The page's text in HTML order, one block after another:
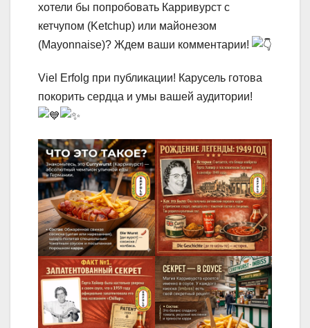
хотели бы попробовать Карривурст с
кетчупом (Ketchup) или майонезом
(Mayonnaise)? Ждем ваши комментарии!
Viel Erfolg при публикации! Карусель готова
покорить сердца и умы вашей аудитории!